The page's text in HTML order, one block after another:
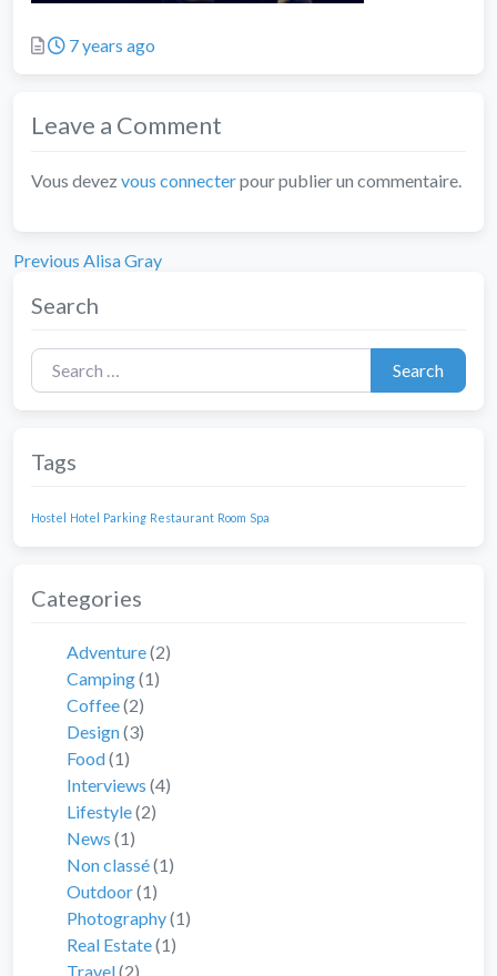
Posted
7 years ago
Leave a Comment
Vous devez vous connecterpour publier un commentaire.
Navigation
de
Previous Previous
Alisa Gray
Search
Search for:
Search
Tags
Hostel Hotel Parking Restaurant Room Spa
Categories
Adventure(2)
Camping(1)
Coffee(2)
Design(3)
Food(1)
Interviews (4)
Lifestyle(2)
News (1)
Non classé(1)
Outdoor(1)
Photography(1)
Real Estate(1)
Travel(2)